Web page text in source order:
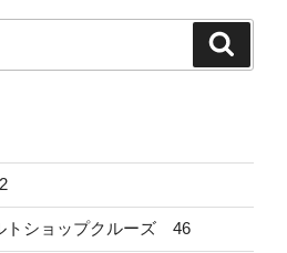
トショップクルーズ 46